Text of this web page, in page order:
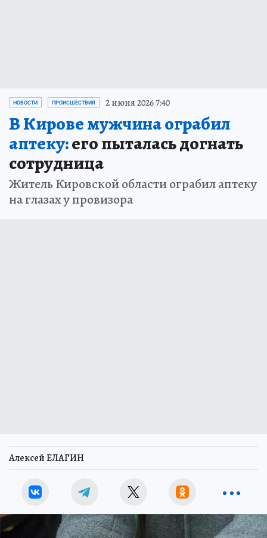
НОВОСТИ ПРОИСШЕСТВИЯ 2 июня 2026 7:40
В Кирове мужчина ограбил
аптеку:его пыталась догнать
сотрудница
Житель Кировской области ограбил аптеку
на глазах у провизора
Алексей ЕЛАГИН